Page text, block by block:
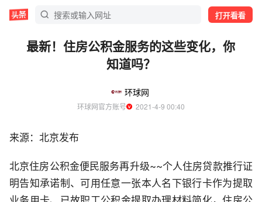
打开看看
最新！住房公积金服务的这些变化，你
知道吗？
环球网
环球网官方账号
  2021-4-9 00:40
来源：北京发布
北京住房公积金便民服务再升级~~个人住房贷款推行证
明告知承诺制、可用任意一张本人名下银行卡作为提取